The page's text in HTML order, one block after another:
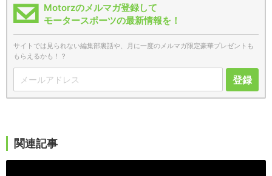
Motorzのメルマガ登録して
モータースポーツの最新情報を！
サイトでは見られない編集部裏話や、月に一度のメルマガ限定豪華プレゼントも
もらえるかも！？
登録
関連記事